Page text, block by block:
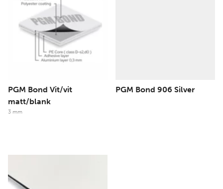
på sidan.
PGM Bond Vit/vit
matt/blank
3 mm
PGM Bond 906 Silver